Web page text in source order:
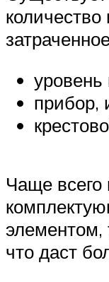
уровень
прибор,
Чаще всего
элементом,
что даст